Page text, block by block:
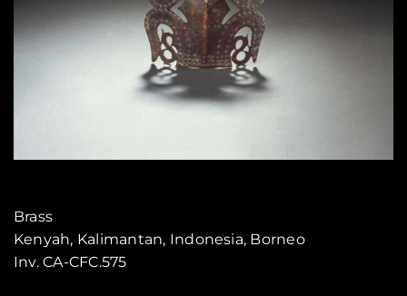
Brass
Kenyah, Kalimantan, Indonesia, Borneo
Inv. CA-CFC.575